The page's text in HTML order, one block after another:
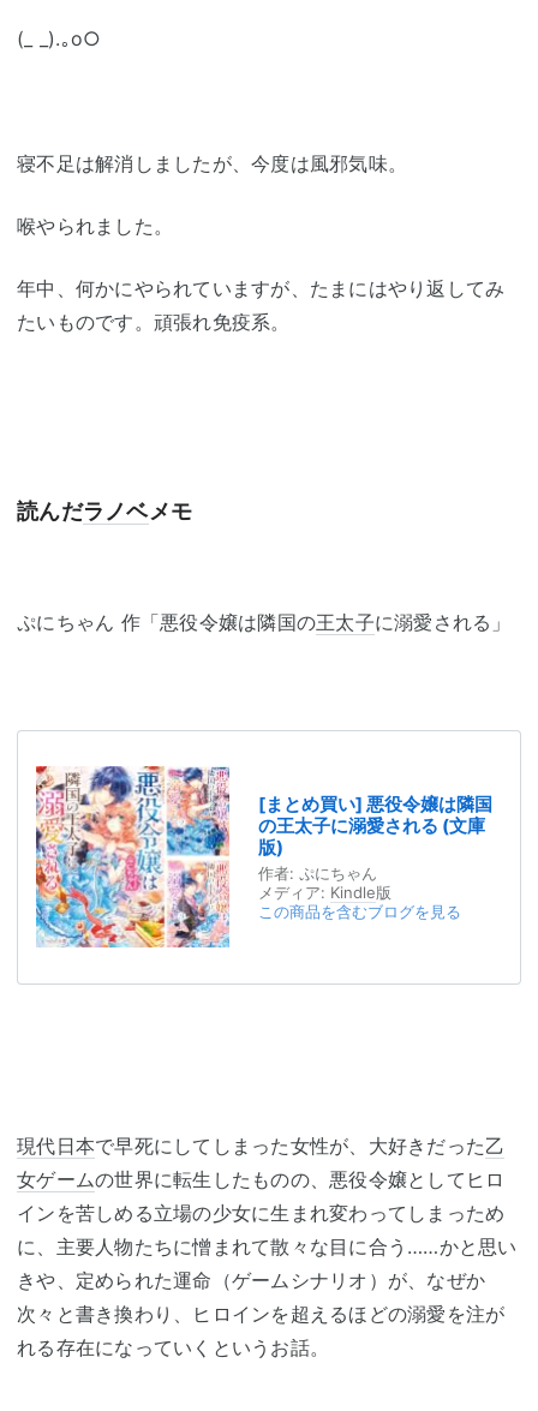
(_ _).｡o○
寝不足は解消しましたが、今度は風邪気味。
喉やられました。
年中、何かにやられていますが、たまにはやり返してみ
たいものです。頑張れ免疫系。
読んだラノベメモ
ぷにちゃん 作「悪役令嬢は隣国の王太子に溺愛される」
[まとめ買い] 悪役令嬢は隣国
の王太子に溺愛される (文庫
版)
作者: ぷにちゃん
メディア: Kindle版
この商品を含むブログを見る
現代日本で早死にしてしまった女性が、大好きだった乙
女ゲームの世界に転生したものの、悪役令嬢としてヒロ
インを苦しめる立場の少女に生まれ変わってしまっため
に、主要人物たちに憎まれて散々な目に合う……かと思い
きや、定められた運命（ゲームシナリオ）が、なぜか
次々と書き換わり、ヒロインを超えるほどの溺愛を注が
れる存在になっていくというお話。